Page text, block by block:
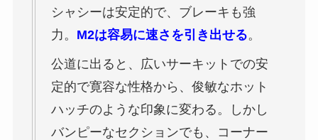
シャシーは安定的で、ブレーキも強
力。 M2は容易に速さを引き出せる。
公道に出ると、広いサーキットでの安
定的で寛容な性格から、俊敏なホット
ハッチのような印象に変わる。しかし
バンピーなセクションでも、コーナー